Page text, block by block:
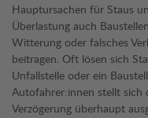
Hauptursachen für Staus
Überlastung auch
Witterung oder falsches
beitragen. Oft lösen sich
Unfallstelle oder ein
Autofahrer:innen stellt sich
Verzögerung überhaupt